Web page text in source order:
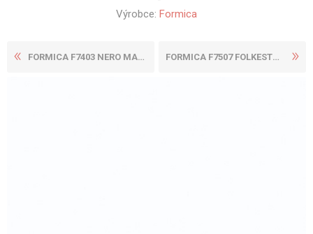
Výrobce: Formica
FORMICA F7403 NERO MARQUINA... FORMICA F7507 FOLKESTONE GR...